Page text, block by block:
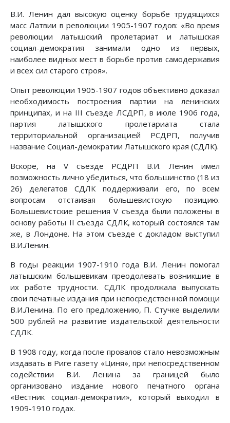
В.И. Ленин дал высокую оценку борьбе трудящихся
масс Латвии в революции 1905-1907 годов: «Во время
революции латышский пролетариат и латышская
социал-демократия занимали одно из первых,
наиболее видных мест в борьбе против самодержавия
и всех сил старого строя».
Опыт революции 1905-1907 годов объективно доказал
необходимость построения партии на ленинских
принципах, и на III съезде ЛСДРП, в июле 1906 года,
партия латышского пролетариата стала
территориальной организацией РСДРП, получив
название Социал-демократии Латышского края (СДЛК).
Вскоре, на V съезде РСДРП В.И. Ленин имел
возможность лично убедиться, что большинство (18 из
26) делегатов СДЛК поддерживали его, по всем
вопросам отстаивая большевистскую позицию.
Большевистские решения V съезда были положены в
основу работы II съезда СДЛК, который состоялся там
же, в Лондоне. На этом съезде с докладом выступил
В.И.Ленин.
В годы реакции 1907-1910 года В.И. Ленин помогал
латышским большевикам преодолевать возникшие в
их работе трудности. СДЛК продолжала выпускать
свои печатные издания при непосредственной помощи
В.И.Ленина. По его предложению, П. Стучке выделили
500 рублей на развитие издательской деятельности
СДЛК.
В 1908 году, когда после провалов стало невозможным
издавать в Риге газету «Циня», при непосредственном
содействии В.И. Ленина за границей было
организовано издание нового печатного органа
«Вестник социал-демократии», который выходил в
1909-1910 годах.